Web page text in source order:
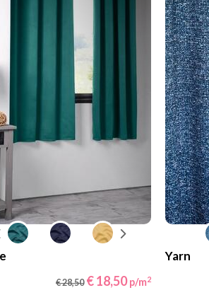
€ 28,50 € 18,50 p/m2
Yarn